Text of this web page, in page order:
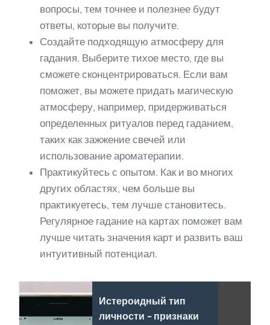
вопросы, тем точнее и полезнее будут
ответы, которые вы получите.
Создайте подходящую атмосферу для
гадания. Выберите тихое место, где вы
сможете сконцентрироваться. Если вам
поможет, вы можете придать магическую
атмосферу, например, придерживаться
определенных ритуалов перед гаданием,
таких как зажжение свечей или
использование ароматерапии.
Практикуйтесь с опытом. Как и во многих
других областях, чем больше вы
практикуетесь, тем лучше становитесь.
Регулярное гадание на картах поможет вам
лучше читать значения карт и развить ваш
интуитивный потенциал.
Истероидный тип
личности - признаки